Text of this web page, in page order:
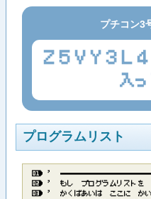
プチコン3
Z5VY3L4(
入
プログラムリスト
’​
’​ ​も​し​ ​プ​ロ​グ​ラ​ム​リ​ス​ト​を​
’​ ​か​く​ば​あ​い​は​ ​こ​こ​に​ ​か​い​